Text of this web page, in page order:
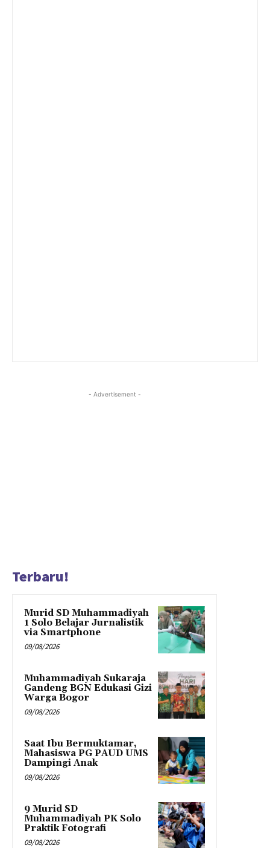
- Advertisement -
Terbaru!
Murid SD Muhammadiyah
1 Solo Belajar Jurnalistik
via Smartphone
09/08/2026
Muhammadiyah Sukaraja
Gandeng BGN Edukasi Gizi
Warga Bogor
09/08/2026
Saat Ibu Bermuktamar,
Mahasiswa PG PAUD UMS
Dampingi Anak
09/08/2026
9 Murid SD
Muhammadiyah PK Solo
Praktik Fotografi
09/08/2026